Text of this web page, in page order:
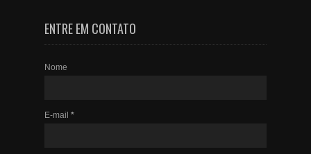
ENTRE EM CONTATO
Nome
E-mail *